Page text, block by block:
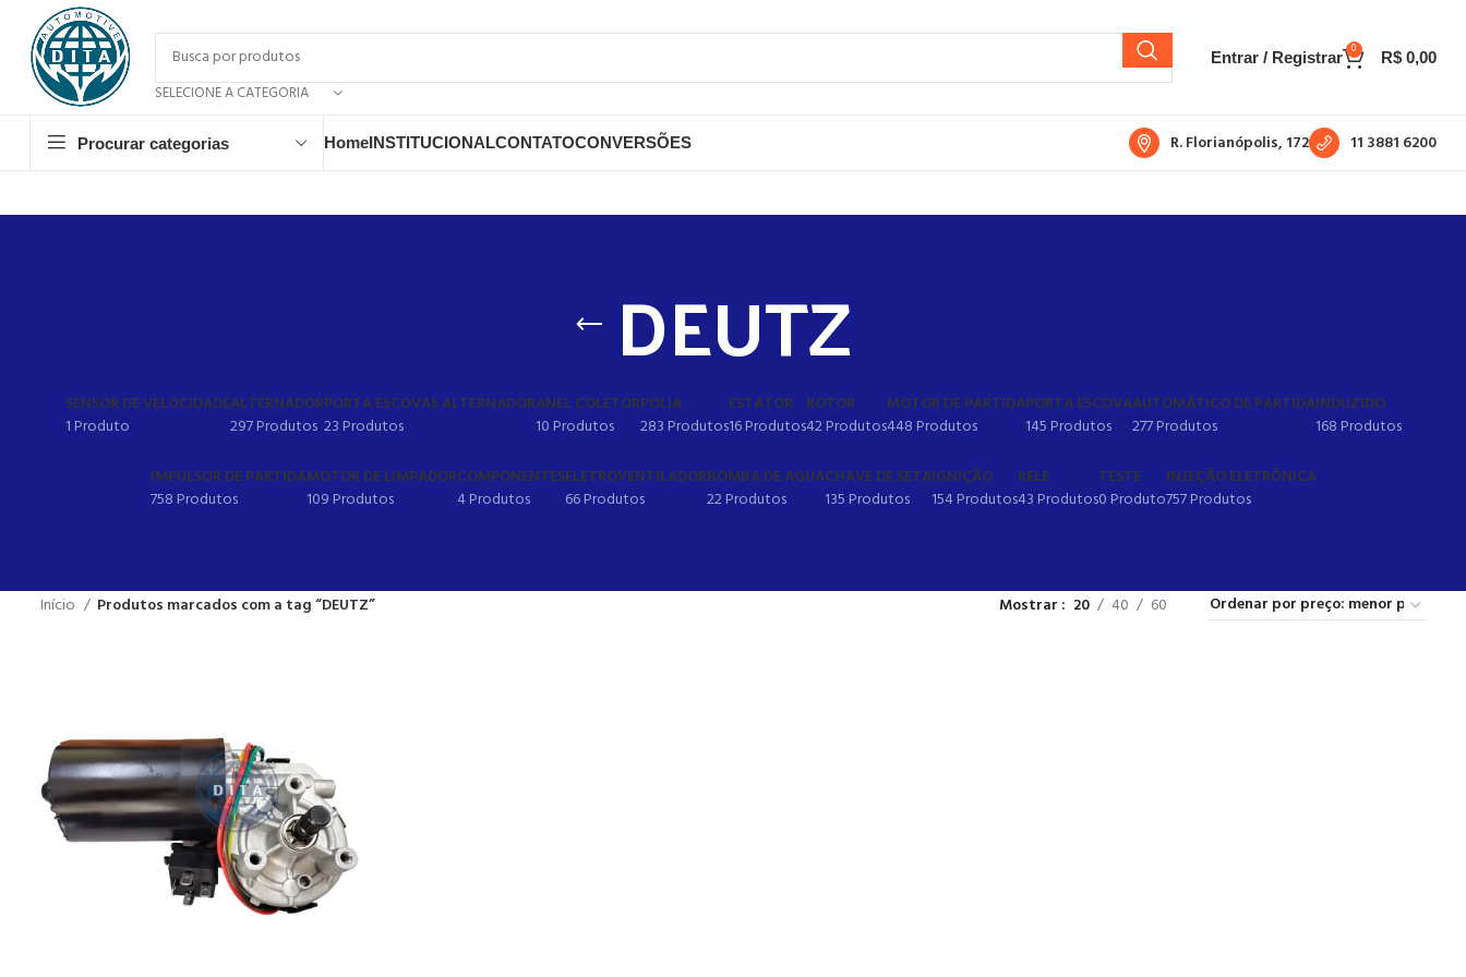
SELECIONE A CATEGORIA
Entrar / Registrar 0 R$ 0,00
Procurar categorias HomeINSTITUCIONALCONTATOCONVERSÕES R. Florianópolis, 172 11 3881 6200
DEUTZ
SENSOR DE VELOCIDADE
1 Produto
ALTERNADOR
297 Produtos
PORTA ESCOVAS ALTERNADOR
23 Produtos
ANEL COLETOR
10 Produtos
POLIA
283 Produtos
ESTATOR
16 Produtos
ROTOR
42 Produtos
MOTOR DE PARTIDA
448 Produtos
PORTA ESCOVA
145 Produtos
AUTOMÁTICO DE PARTIDA
277 Produtos
INDUZIDO
168 Produtos
IMPULSOR DE PARTIDA
758 Produtos
MOTOR DE LIMPADOR
109 Produtos
COMPONENTES
4 Produtos
ELETROVENTILADOR
66 Produtos
BOMBA DE AGUA
22 Produtos
CHAVE DE SETA
135 Produtos
IGNIÇÃO
154 Produtos
RELE
43 Produtos
TESTE
0 Produto
INJEÇÃO ELETRÔNICA
757 Produtos
Início Produtos marcados com a tag “DEUTZ” Mostrar 20 40 60